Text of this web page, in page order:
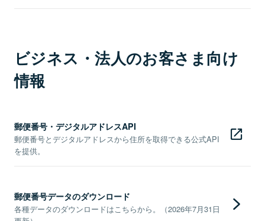
ビジネス・法人のお客さま向け
情報
郵便番号・デジタルアドレスAPI
郵便番号とデジタルアドレスから住所を取得できる公式API
を提供。
郵便番号データのダウンロード
各種データのダウンロードはこちらから。（2026年7月31日